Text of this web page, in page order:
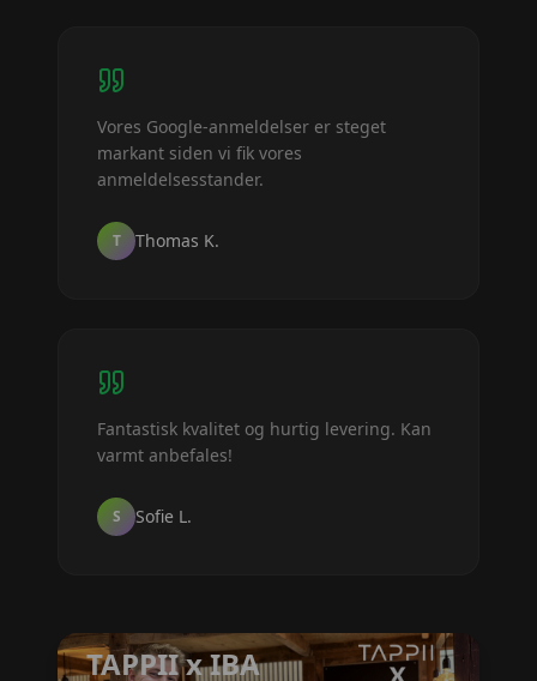
Vores Google-anmeldelser er steget
markant siden vi fik vores
anmeldelsesstander.
T Thomas K.
Fantastisk kvalitet og hurtig levering. Kan
varmt anbefales!
S Sofie L.
TAPPII x IBA